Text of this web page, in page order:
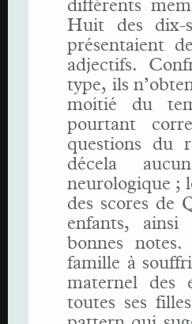
différents
Huit des dix-
présentaient
adjectifs.
type, ils
moitié du
pourtant
questions du
décela
neurologique ;
des scores de
enfants, ainsi
bonnes
famille à
maternel des
toutes ses